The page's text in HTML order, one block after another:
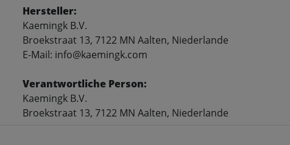
Hersteller:
Kaemingk B.V.
Broekstraat 13, 7122 MN Aalten, Niederlande
E-Mail: info@kaemingk.com
Verantwortliche Person:
Kaemingk B.V.
Broekstraat 13, 7122 MN Aalten, Niederlande